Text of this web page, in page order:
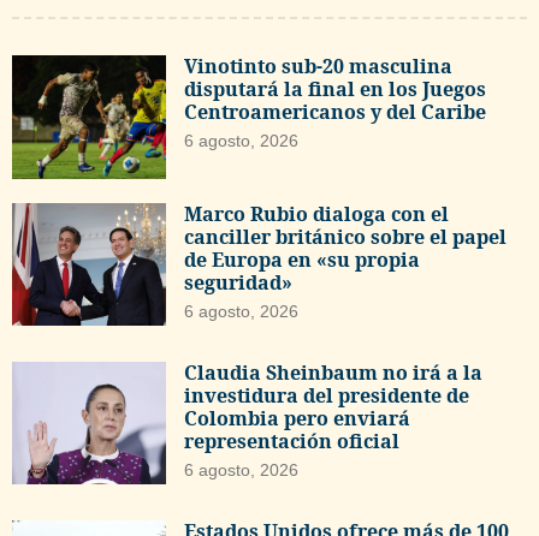
Vinotinto sub-20 masculina
disputará la final en los Juegos
Centroamericanos y del Caribe
6 agosto, 2026
Marco Rubio dialoga con el
canciller británico sobre el papel
de Europa en «su propia
seguridad»
6 agosto, 2026
Claudia Sheinbaum no irá a la
investidura del presidente de
Colombia pero enviará
representación oficial
6 agosto, 2026
Estados Unidos ofrece más de 100